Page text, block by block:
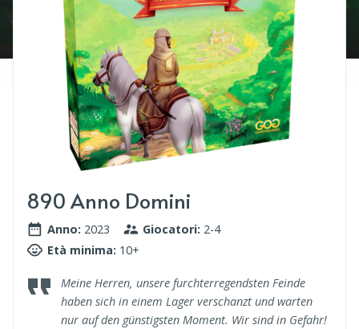
890 Anno Domini
Anno: 2023 Giocatori: 2-4
Età minima: 10+
Meine Herren, unsere furchterregendsten Feinde
haben sich in einem Lager verschanzt und warten
nur auf den günstigsten Moment. Wir sind in Gefahr!